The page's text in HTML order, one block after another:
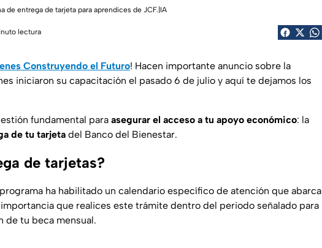
de entrega de tarjeta para aprendices de JCF.|IA
lectura
Construyendo el Futuro! Hacen importante anuncio sobre la
iniciaron su capacitación el pasado 6 de julio y aquí te dejamos los
fundamental para asegurar el acceso a tu apoyo económico: la
de tu tarjeta del Banco del Bienestar.
de tarjetas?
ha habilitado un calendario específico de atención que abarca
que realices este trámite dentro del periodo señalado para
de tu beca mensual.